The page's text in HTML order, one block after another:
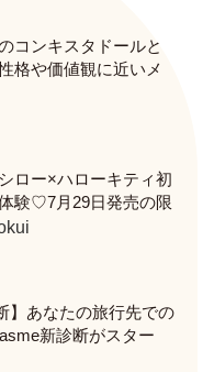
コンキスタドールと
格や価値観に近いメ
の新診断がスター
ロー×ハローキティ初
験♡7月29日発売の限
をレポ！
】あなたの旅行先での
新診断がスター